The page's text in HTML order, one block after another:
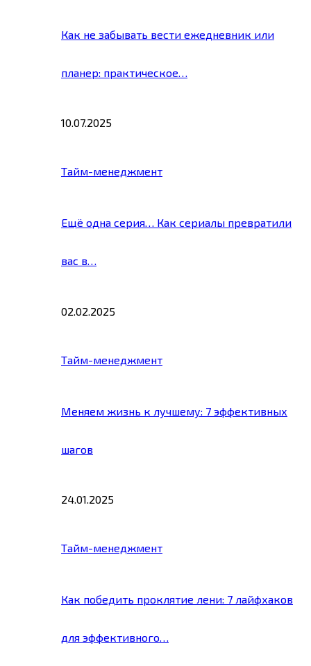
Как не забывать вести ежедневник или
планер: практическое…
10.07.2025
Тайм-менеджмент
Ещё одна серия… Как сериалы превратили
вас в…
02.02.2025
Тайм-менеджмент
Меняем жизнь к лучшему: 7 эффективных
шагов
24.01.2025
Тайм-менеджмент
Как победить проклятие лени: 7 лайфхаков
для эффективного…